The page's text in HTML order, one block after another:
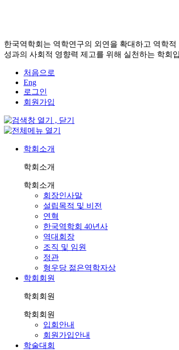
한국역학회는 역학연구의 외연을 확대하고 역학적
성과의 사회적 영향력 제고를 위해 실천하는 학회
처음으로
Eng
로그인
회원가입
학회소개
학회소개
학회소개
회장인사말
설립목적 및 비전
연혁
한국역학회 40년사
역대회장
조직 및 임원
정관
형우당 젊은역학자상
학회회원
학회회원
학회회원
입회안내
회원가입안내
학술대회